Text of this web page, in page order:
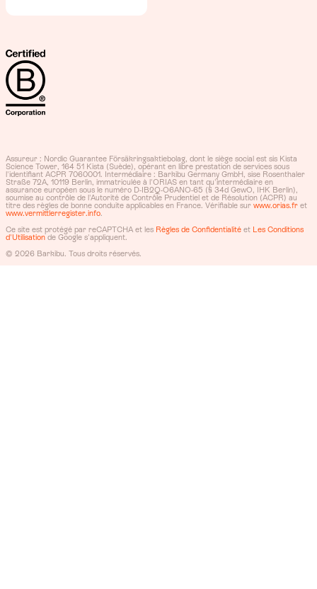
Assureur : Nordic Guarantee Försäkringsaktiebolag, dont le siège social est sis Kista
Science Tower, 164 51 Kista (Suède), opérant en libre prestation de services sous
l'identifiant ACPR 7060001. Intermédiaire : Barkibu Germany GmbH, sise Rosenthaler
Straße 72A, 10119 Berlin, immatriculée à l'ORIAS en tant qu'intermédiaire en
assurance européen sous le numéro D-IB2Q-O6ANO-65 (§ 34d GewO, IHK Berlin),
soumise au contrôle de l'Autorité de Contrôle Prudentiel et de Résolution (ACPR) au
titre des règles de bonne conduite applicables en France. Vérifiable sur www.orias.fr et
www.vermittlerregister.info.
Ce site est protégé par reCAPTCHA et les Règles de Confidentialité et Les Conditions
d'Utilisationde Google s'appliquent.
© 2026 Barkibu. Tous droits réservés.